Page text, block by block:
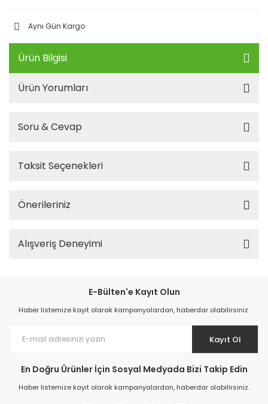
Aynı Gün Kargo
Ürün Bilgisi
Ürün Yorumları
Soru & Cevap
Taksit Seçenekleri
Önerileriniz
Alışveriş Deneyimi
E-Bülten'e Kayıt Olun
Haber listemize kayıt olarak kampanyalardan, haberdar olabilirsiniz.
Kayıt Ol
En Doğru Ürünler İçin Sosyal Medyada Bizi Takip Edin
Haber listemize kayıt olarak kampanyalardan, haberdar olabilirsiniz.